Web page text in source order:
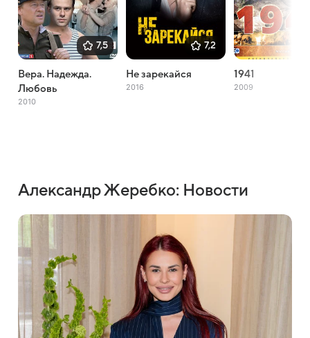
7,5
Вера. Надежда.
Любовь
2010
7,2
Не зарекайся
2016
1941
2009
Александр Жеребко: Новости